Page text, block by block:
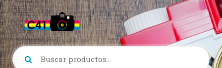
Skip
to
navigation
Skip
to
content
Buscar
por: